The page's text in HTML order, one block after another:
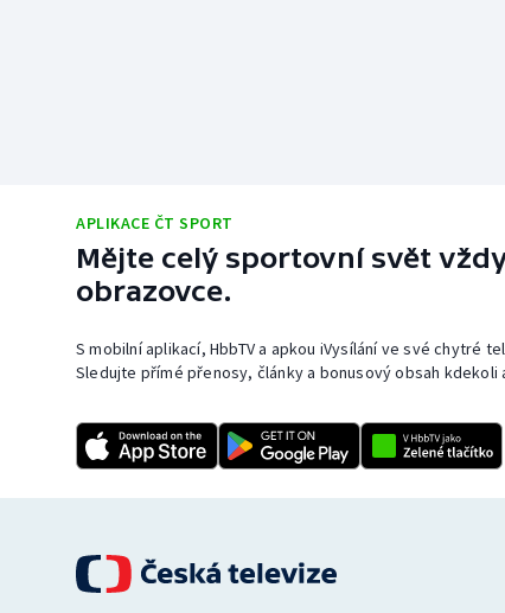
APLIKACE ČT SPORT
Mějte celý sportovní svět
obrazovce.
S mobilní aplikací, HbbTV a apkou iVysílání ve své chytré
Sledujte přímé přenosy, články a bonusový obsah kdekoli